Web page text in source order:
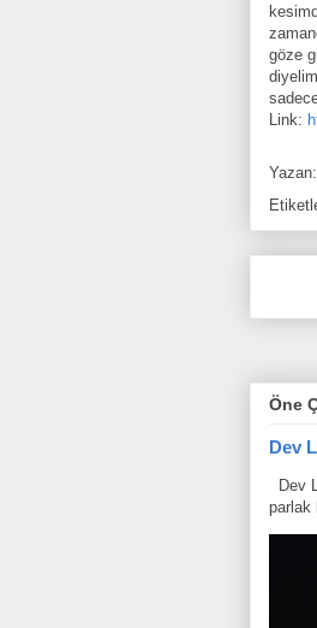
göze
Link:
Yazan:
Öne
Dev
Dev
parlak